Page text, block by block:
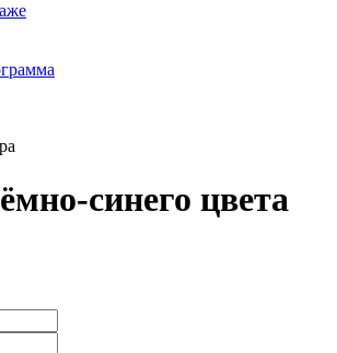
синего цвета